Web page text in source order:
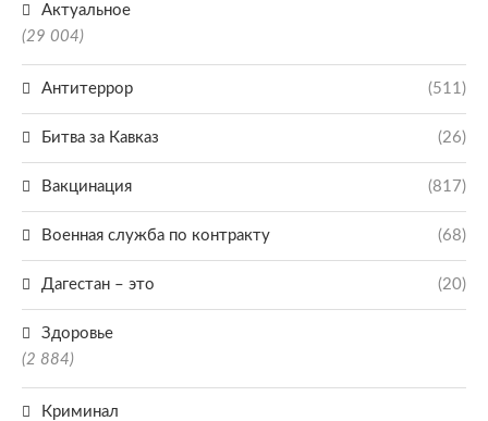
Актуальное
(29 004)
Антитеррор (511)
Битва за Кавказ (26)
Вакцинация (817)
Военная служба по контракту (68)
Дагестан – это (20)
Здоровье
(2 884)
Криминал